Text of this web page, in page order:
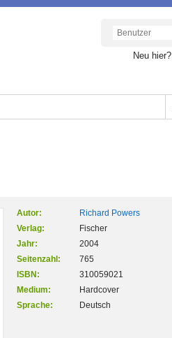
Neu hier?
Autor:
Richard Powers
Verlag:
Fischer
Jahr:
2004
Seitenzahl:
765
ISBN:
310059021
Medium:
Hardcover
Sprache:
Deutsch